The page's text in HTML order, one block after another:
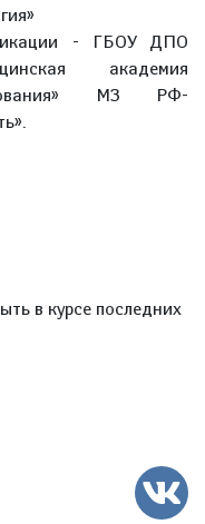
- ГБОУ ДПО
академия
МЗ РФ-
в курсе последних